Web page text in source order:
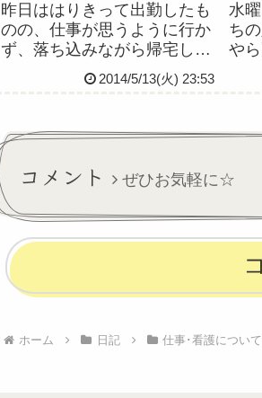
昨日ははりきって出勤したも
のの、仕事が思うように行か
ず、落ち込みながら帰宅しま
した…がんばるぞー！とすご
く意気込んで出勤してっただ
目標？と現実とのギャップが
大きくて残念だったという
か。そんで帰ってきたら疲れ
でものす...
2014/5/13(火) 23:53
水
ち
や
す
日
だ
ある
コメント ぜひお気軽に☆
ホーム 日記 仕事･看護について